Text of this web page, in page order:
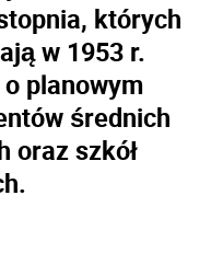
których
w 1953 r.
planowym
średnich
oraz szkół